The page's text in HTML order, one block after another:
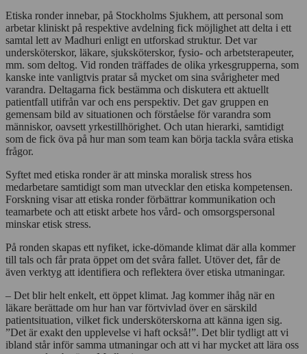
Etiska ronder innebar, på Stockholms Sjukhem, att personal som
arbetar kliniskt på respektive avdelning fick möjlighet att delta i ett
samtal lett av Madhuri enligt en utforskad struktur. Det var
undersköterskor, läkare, sjuksköterskor, fysio- och arbetsterapeuter,
mm. som deltog. Vid ronden träffades de olika yrkesgrupperna, som
kanske inte vanligtvis pratar så mycket om sina svårigheter med
varandra. Deltagarna fick bestämma och diskutera ett aktuellt
patientfall utifrån var och ens perspektiv. Det gav gruppen en
gemensam bild av situationen och förståelse för varandra som
människor, oavsett yrkestillhörighet. Och utan hierarki, samtidigt
som de fick öva på hur man som team kan börja tackla svåra etiska
frågor.
Syftet med etiska ronder är att minska moralisk stress hos
medarbetare samtidigt som man utvecklar den etiska kompetensen.
Forskning visar att etiska ronder förbättrar kommunikation och
teamarbete och att etiskt arbete hos vård- och omsorgspersonal
minskar etisk stress.
På ronden skapas ett nyfiket, icke-dömande klimat där alla kommer
till tals och får prata öppet om det svåra fallet. Utöver det, får de
även verktyg att identifiera och reflektera över etiska utmaningar.
– Det blir helt enkelt, ett öppet klimat. Jag kommer ihåg när en
läkare berättade om hur han var förtvivlad över en särskild
patientsituation, vilket fick undersköterskorna att känna igen sig.
”Det är exakt den upplevelse vi haft också!”. Det blir tydligt att vi
ibland står inför samma utmaningar och att vi har mycket att lära oss